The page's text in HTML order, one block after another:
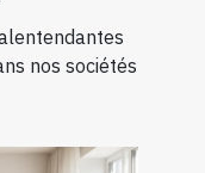
nos sociétés